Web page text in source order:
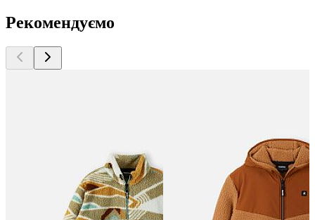
Рекомендуємо